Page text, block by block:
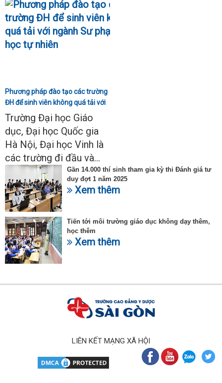
Phương pháp đào tạo các trường
ĐH để sinh viên không quá tải với
ngành Sư phạm Khoa học tự
nhiên
Trường Đại học Giáo
dục, Đại học Quốc gia
Hà Nội, Đại học Vinh là
các trường đi đầu và...
Gần 14.000 thí sinh tham gia kỳ thi Đánh giá tư
duy đợt 1 năm 2025
Xem thêm
Tiến tới môi trường giáo dục không dạy thêm,
học thêm
Xem thêm
LIÊN KẾT MẠNG XÃ HỘI